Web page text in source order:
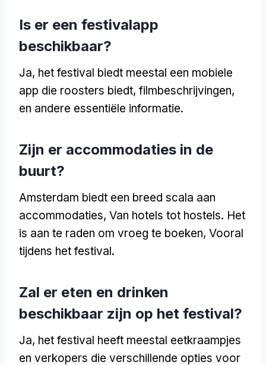
Is er een festivalapp
beschikbaar?
Ja, het festival biedt meestal een mobiele
app die roosters biedt, filmbeschrijvingen,
en andere essentiële informatie.
Zijn er accommodaties in de
buurt?
Amsterdam biedt een breed scala aan
accommodaties, Van hotels tot hostels. Het
is aan te raden om vroeg te boeken, Vooral
tijdens het festival.
Zal er eten en drinken
beschikbaar zijn op het festival?
Ja, het festival heeft meestal eetkraampjes
en verkopers die verschillende opties voor